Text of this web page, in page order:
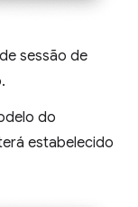
sessão de
do
estabelecido